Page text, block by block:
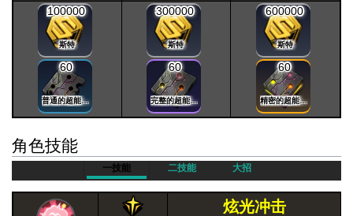
100000
斯特
60
普通的超能晶片
300000
斯特
60
完整的超能晶片
600000
斯特
60
精密的超能晶片
角色技能
一技能 二技能 大招
炫光冲击